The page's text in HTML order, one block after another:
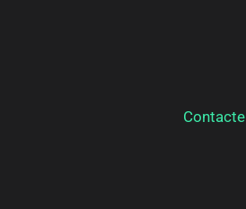
Contacte